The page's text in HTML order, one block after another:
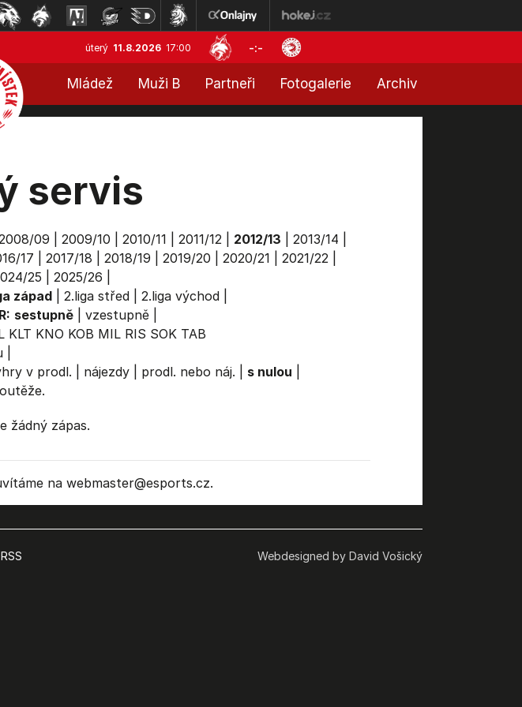
úterý 11.8.2026 17:00 -:-
Mládež Muži B Partneři Fotogalerie Archiv
servis
09 2009/10 2010/11 2011/12| 2012/13 2013/14
17 2017/18 2018/19 2019/20 2020/21 2021/22|
25 2025/26
západ| 2.liga střed| 2.liga východ|
sestupně| vzestupně|
KLT KNO KOB MIL RIS SOK TAB
|
v prodl. nájezdy| prodl. nebo náj. s nulou
žádný zápas.
na webmaster@esports.cz.
RSS Webdesigned by David Vošický